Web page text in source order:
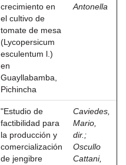
crecimiento en
el cultivo de
tomate de mesa
(Lycopersicum
esculentum l.)
en
Guayllabamba,
Pichincha
Antonella
"Estudio de
factibilidad para
la producción y
comercialización
de jengibre
Caviedes,
Mario,
dir. ;
Oscullo
Cattani,